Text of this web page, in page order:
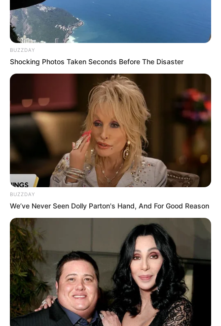
BUZZDAY
Shocking Photos Taken Seconds Before The Disaster
BUZZDAY
We’ve Never Seen Dolly Parton's Hand, And For Good Reason